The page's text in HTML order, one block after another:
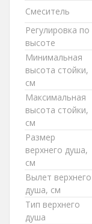
Смеситель
Регулировка по
высоте
Минимальная
высота стойки,
см
Максимальная
высота стойки,
см
Размер
верхнего душа,
см
Вылет верхнего
душа, см
Тип верхнего
душа